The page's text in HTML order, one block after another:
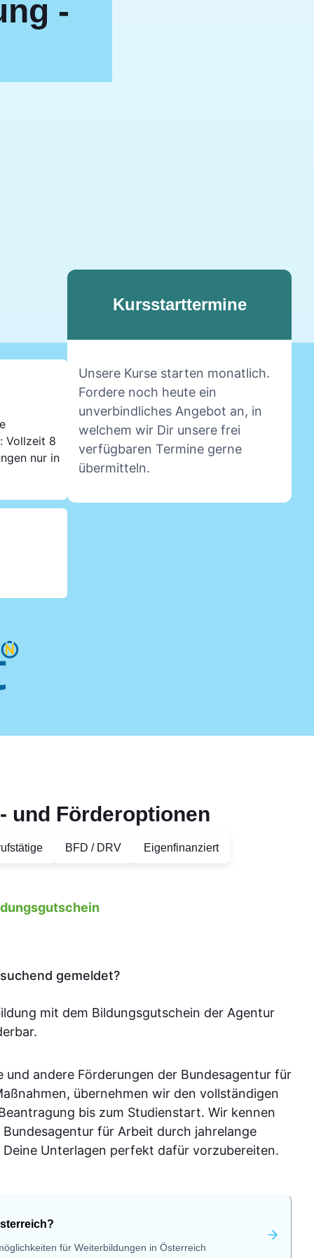
-
Vollzeit 8
nur in
Kursstarttermine
Unsere Kurse starten monatlich.
Fordere noch heute ein
unverbindliches Angebot an, in
welchem wir Dir unsere frei
verfügbaren Termine gerne
übermitteln.
und Förderoptionen
BFD / DRV Eigenfinanziert
gemeldet?
mit dem Bildungsgutschein der Agentur
und andere Förderungen der Bundesagentur für
übernehmen wir den vollständigen
bis zum Studienstart. Wir kennen
für Arbeit durch jahrelange
Unterlagen perfekt dafür vorzubereiten.
für Weiterbildungen in Österreich